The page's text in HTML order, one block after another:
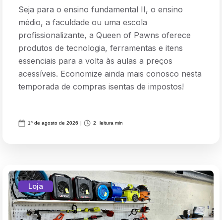
Seja para o ensino fundamental II, o ensino
médio, a faculdade ou uma escola
profissionalizante, a Queen of Pawns oferece
produtos de tecnologia, ferramentas e itens
essenciais para a volta às aulas a preços
acessíveis. Economize ainda mais conosco nesta
temporada de compras isentas de impostos!
1º de agosto de 2026 | 2 leitura min
Loja